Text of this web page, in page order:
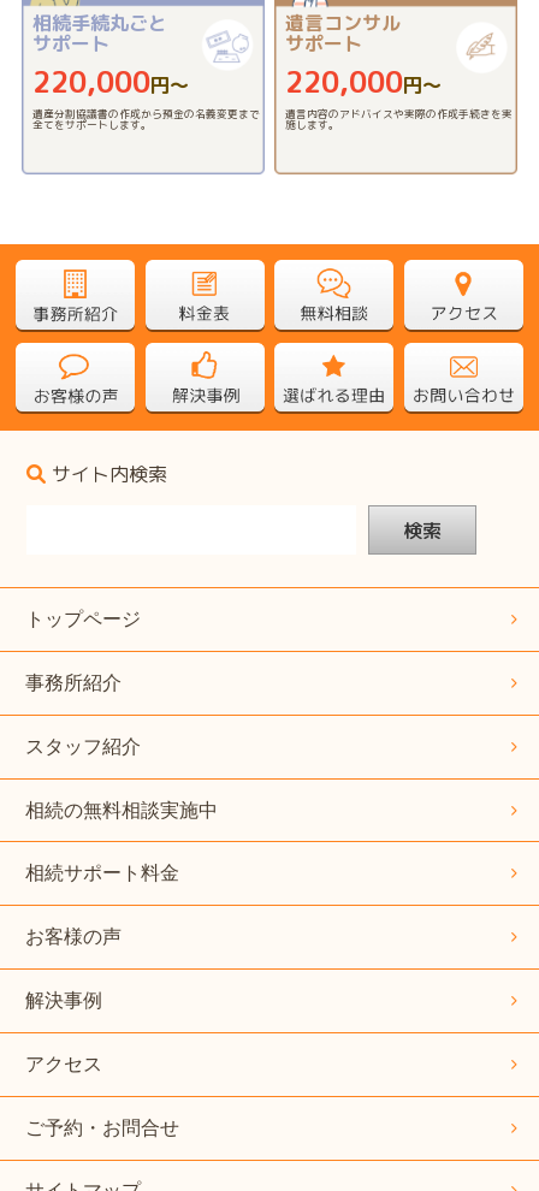
相続手続丸ごと
サポート
220,000円〜
遺産分割協議書の作成から預金の名義変更まで
全てをサポートします。
遺言コンサル
サポート
220,000円〜
遺言内容のアドバイスや実際の作成手続きを実
施します。
サイト内検索
検索
トップページ
事務所紹介
スタッフ紹介
相続の無料相談実施中
相続サポート料金
お客様の声
解決事例
アクセス
ご予約・お問合せ